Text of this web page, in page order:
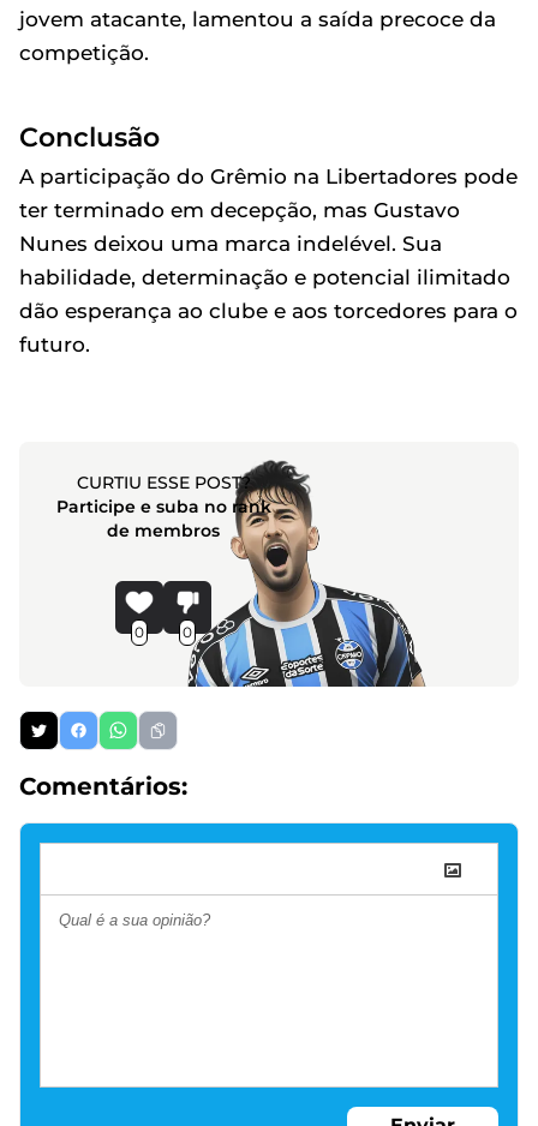
jovem atacante, lamentou a saída precoce da
competição.
Conclusão
A participação do Grêmio na Libertadores pode
ter terminado em decepção, mas Gustavo
Nunes deixou uma marca indelével. Sua
habilidade, determinação e potencial ilimitado
dão esperança ao clube e aos torcedores para o
futuro.
CURTIU ESSE POST?
Participe e suba no rank
de membros
0 0
Comentários: